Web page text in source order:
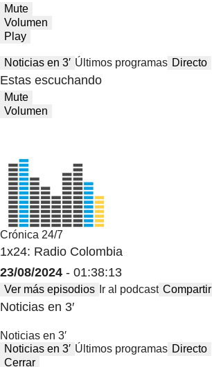
Mute
Volumen
Play
Noticias en 3′ Últimos programas Directo
Estas escuchando
Mute
Volumen
Crónica 24/7
1x24: Radio Colombia
23/08/2024 - 01:38:13
Ver más episodios Ir al podcast Compartir
Noticias en 3′
Noticias en 3′
Noticias en 3′ Últimos programas Directo
Cerrar